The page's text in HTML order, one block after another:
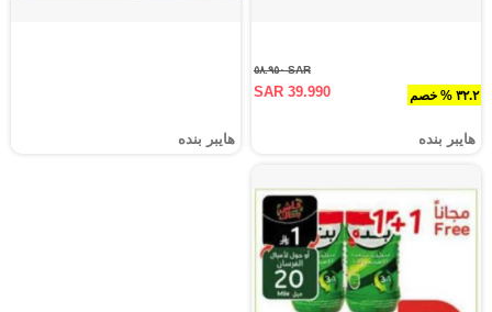
٣٢.٢ % خصم
SAR ٥٨.٩٥٠
SAR 39.990
هايبر بنده هايبر بنده